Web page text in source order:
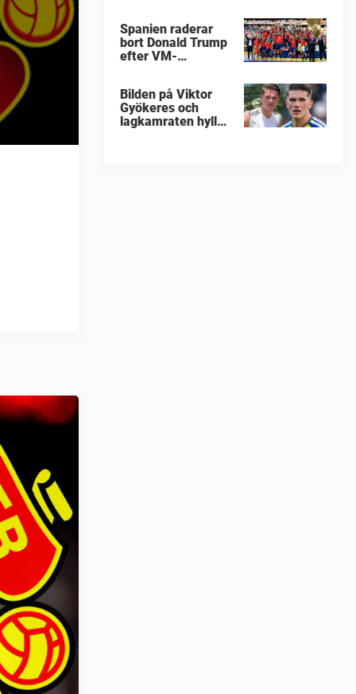
Spanien raderar
bort Donald Trump
efter VM-
Bilden på Viktor
Gyökeres och
lagkamraten hyllas